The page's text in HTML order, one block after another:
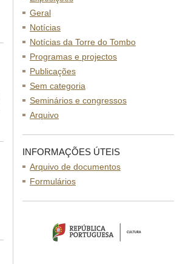
Geral
Notícias
Notícias da Torre do Tombo
Programas e projectos
Publicações
Sem categoria
Seminários e congressos
Arquivo
INFORMAÇÕES ÚTEIS
Arquivo de documentos
Formulários